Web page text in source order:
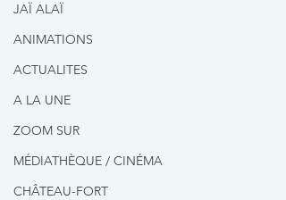
JAÏ ALAÏ
ANIMATIONS
ACTUALITES
A LA UNE
ZOOM SUR
MÉDIATHÈQUE / CINÉMA
CHÂTEAU-FORT